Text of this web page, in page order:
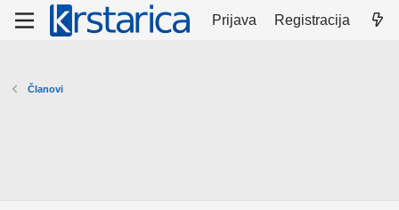
Prijava Registracija
Članovi